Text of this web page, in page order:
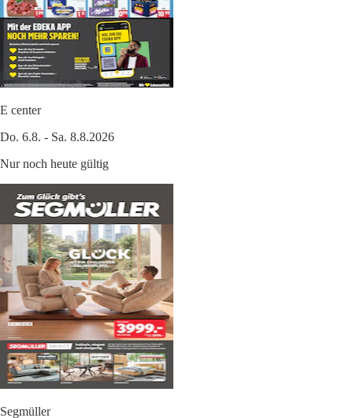
E center
Do. 6.8. - Sa. 8.8.2026
Nur noch heute gültig
Segmüller